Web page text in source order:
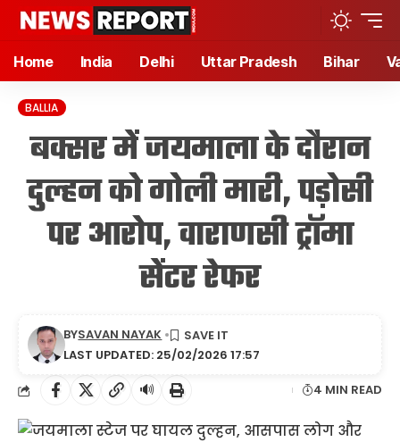
Home India Delhi Uttar Pradesh Bihar
BALLIA
बक्सर में जयमाला के दौरान
दुल्हन को गोली मारी, पड़ोसी
पर आरोप, वाराणसी ट्रॉमा
सेंटर रेफर
LAST UPDATED: 25/02/2026 17:57
BYSAVAN NAYAK
🔊 4 MIN READ